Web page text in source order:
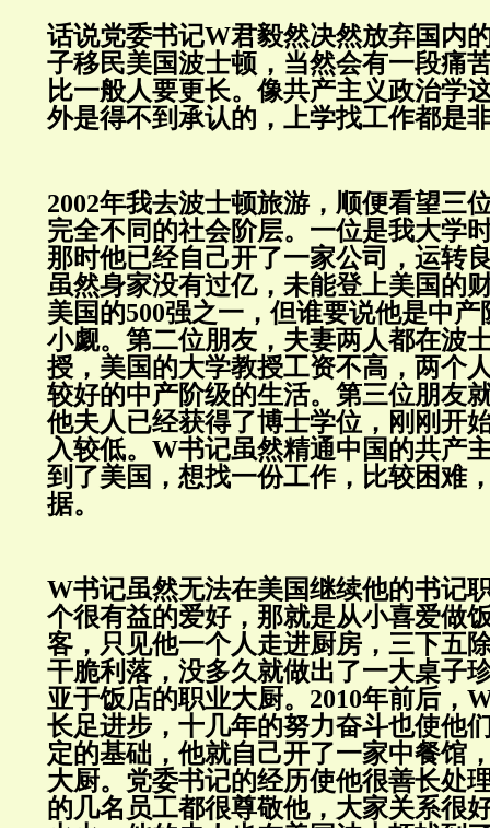
话说党委书记W君毅然决然放弃国内
子移民美国波士顿，当然会有一段痛
比一般人要更长。像共产主义政治学
外是得不到承认的，上学找工作都是
2002年我去波士顿旅游，顺便看望三
完全不同的社会阶层。一位是我大学
那时他已经自己开了一家公司，运转
虽然身家没有过亿，未能登上美国的
美国的500强之一，但谁要说他是中
小觑。第二位朋友，夫妻两人都在波
授，美国的大学教授工资不高，两个
较好的中产阶级的生活。第三位朋友
他夫人已经获得了博士学位，刚刚开
入较低。W书记虽然精通中国的共产
到了美国，想找一份工作，比较困难
据。
W书记虽然无法在美国继续他的书记
个很有益的爱好，那就是从小喜爱做
客，只见他一个人走进厨房，三下五
干脆利落，没多久就做出了一大桌子
亚于饭店的职业大厨。2010年前后，
长足进步，十几年的努力奋斗也使他
定的基础，他就自己开了一家中餐馆
大厨。党委书记的经历使他很善长处
的几名员工都很尊敬他，大家关系很